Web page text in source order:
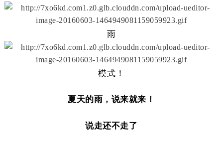
雨
模式！
夏天的雨，说来就来！
说走还不走了